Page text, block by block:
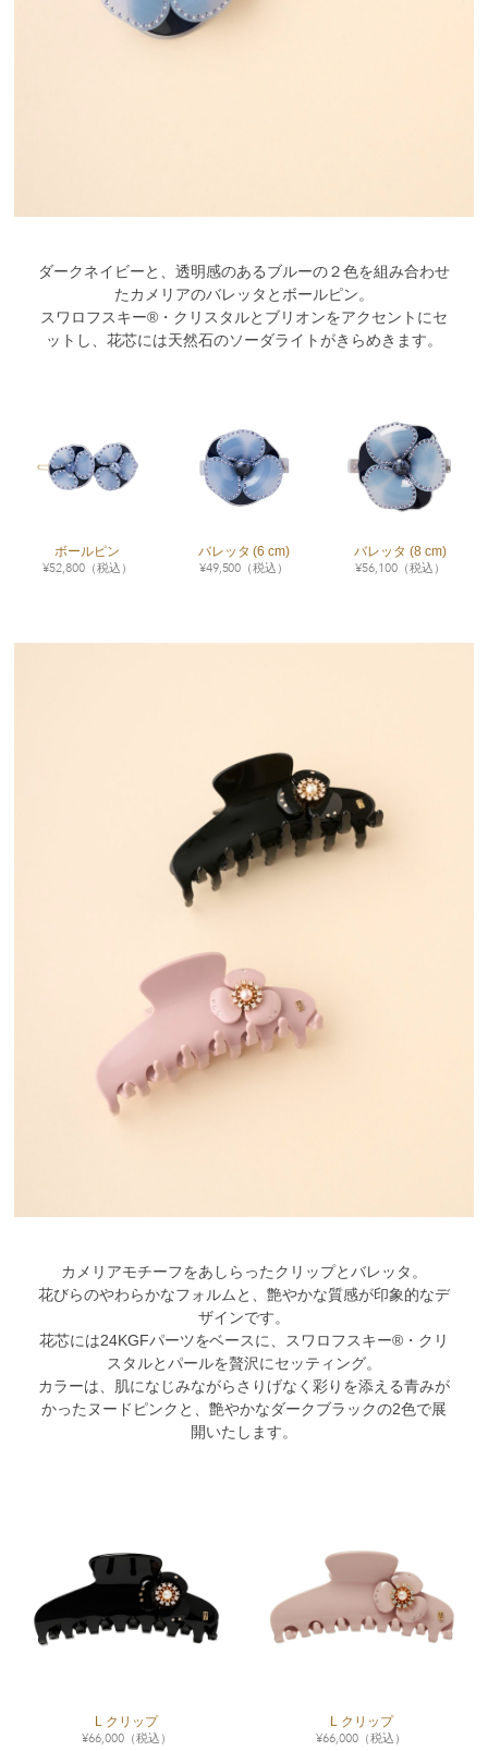
ダークネイビーと、透明感のあるブルーの２色を組み合わせ
たカメリアのバレッタとボールピン。
スワロフスキー®・クリスタルとブリオンをアクセントにセ
ットし、花芯には天然石のソーダライトがきらめきます。
ボールピン
¥52,800（税込）
バレッタ (6 cm)
¥49,500 （税込）
バレッタ (8 cm)
¥56,100 （税込）
カメリアモチーフをあしらったクリップとバレッタ。
花びらのやわらかなフォルムと、艶やかな質感が印象的なデ
ザインです。
花芯には24KGFパーツをベースに、スワロフスキー®・クリ
スタルとパールを贅沢にセッティング。
カラーは、肌になじみながらさりげなく彩りを添える青みが
かったヌードピンクと、艶やかなダークブラックの2色で展
開いたします。
L クリップ
¥66,000（税込）
L クリップ
¥66,000 （税込）